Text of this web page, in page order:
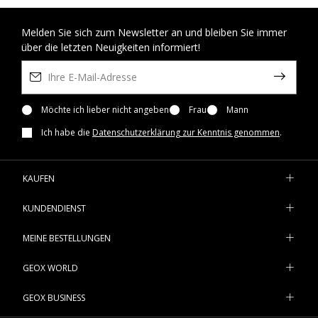
Melden Sie sich zum Newsletter an und bleiben Sie immer
über die letzten Neuigkeiten informiert!
Möchte ich lieber nicht angeben Frau
Mann
Ich habe die Datenschutzerklärung zur Kenntnis genommen.
KAUFEN
KUNDENDIENST
MEINE BESTELLUNGEN
GEOX WORLD
GEOX BUSINESS